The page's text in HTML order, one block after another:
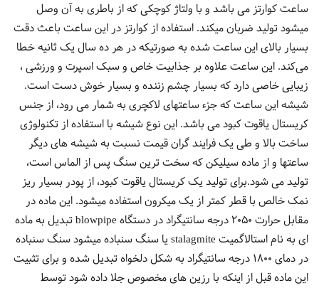
ساعت کوارتز می باشد و با ولتاژ کوچکی که از باطری به آن وصل
میشود تولید ضربان میکند. استفاده از کوارتز در این ساعت باعث دقت
بسیار بالای این ساعت شده به صورتیکه در هر ده سال یک ثانیه خطا
می‌کند. این ساعت علاوه بر جذابیت خاص و سبک اسپرت و ورزشی ،
زیبایی خاصی دارد که بسیار چشم زننده و بسیار خوش دست است.
شیشه این ساعت که جزء ساعتهای لاکچری به شمار می رود، از جنس
کریستال یاقوت کبود می باشد. این نوع شیشه با استفاده از تکنولوژی
ساخت بالا و طی یک فرایند گران قیمت نسبت به شیشه های دیگر
ساعتها و از ماده سیلیکن که سخت ترین سنگ پس از الماس است،
تولید می شود.برای تولید یک کریستال یاقوت کبود، از پودر بسیار ریز
نمک خالص با قطر کمتر از یک میکرون استفاده میشود. این ماده در
مقابل حرارت 2050 درجه سانتیگراد در دستگاه blowpipe تبدیل به ماده
ای به نام استالاگمیت stalagmite یا سنگ سنباده میشود سنگ سنباده
در دمای 1800 درجه سانتیگراد به شکل دلخواه تبدیل شده و برای تثبیت
این ماده قبل از اینکه با رزین های مخصوص جلا داده شود توسط